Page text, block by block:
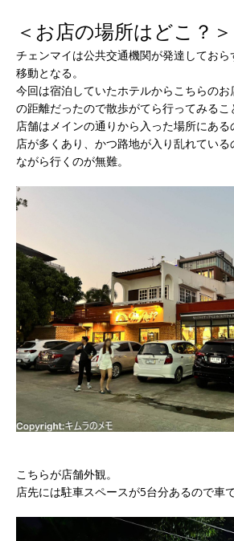
＜お店の場所はどこ？＞
チェンマイは公共交通機関が発達してお
移動となる。
今回は宿泊していたホテルからこちらの
の距離だったので散歩がてら行ってみるこ
店舗はメインの通りから入った場所にあ
店が多くあり、かつ路地が入り乱れてい
ながら行くのが無難。
こちらが店舗外観。
店先には駐車スペースが5台分あるので車